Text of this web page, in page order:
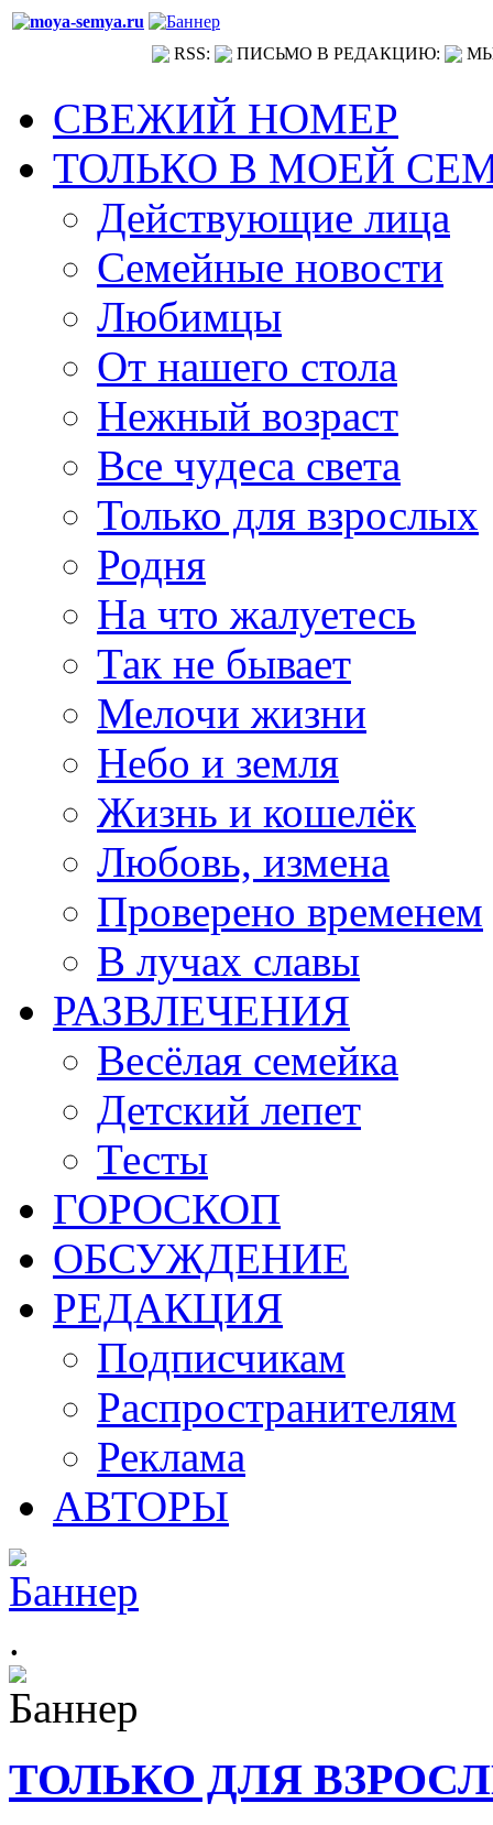
RSS: ПИСЬМО В РЕДАКЦИЮ:
СВЕЖИЙ НОМЕР
ТОЛЬКО В МОЕЙ
Действующие лица
Семейные новости
Любимцы
От нашего стола
Нежный возраст
Все чудеса света
Только для взрослых
Родня
На что жалуетесь
Так не бывает
Мелочи жизни
Небо и земля
Жизнь и кошелёк
Любовь, измена
Проверено временем
В лучах славы
РАЗВЛЕЧЕНИЯ
Весёлая семейка
Детский лепет
Тесты
ГОРОСКОП
ОБСУЖДЕНИЕ
РЕДАКЦИЯ
Подписчикам
Распространителям
Реклама
АВТОРЫ
.
ТОЛЬКО ДЛЯ